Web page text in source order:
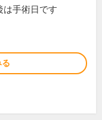
手術日です